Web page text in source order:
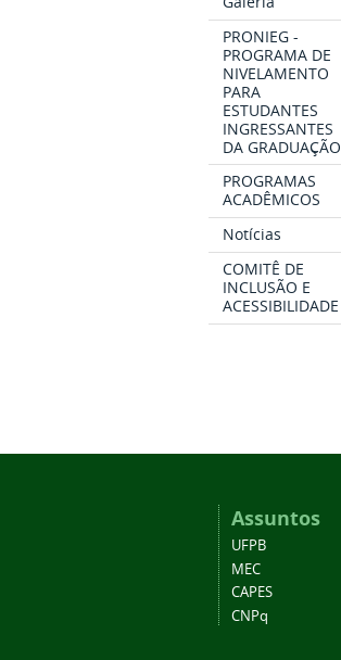
PRONIEG -
PROGRAMA DE
NIVELAMENTO
PARA
ESTUDANTES
INGRESSANTES
DA GRADUAÇÃO
PROGRAMAS
ACADÊMICOS
Notícias
COMITÊ DE
INCLUSÃO E
ACESSIBILIDADE
Assuntos
UFPB
MEC
CAPES
CNPq